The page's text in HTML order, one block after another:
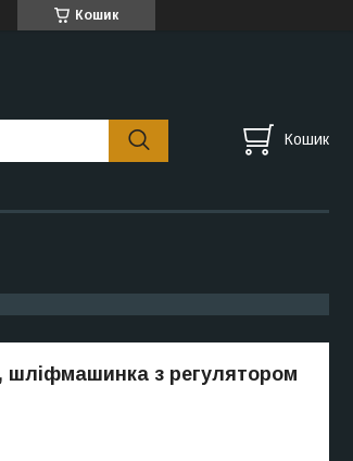
Кошик
Кошик
шліфмашинка з регулятором